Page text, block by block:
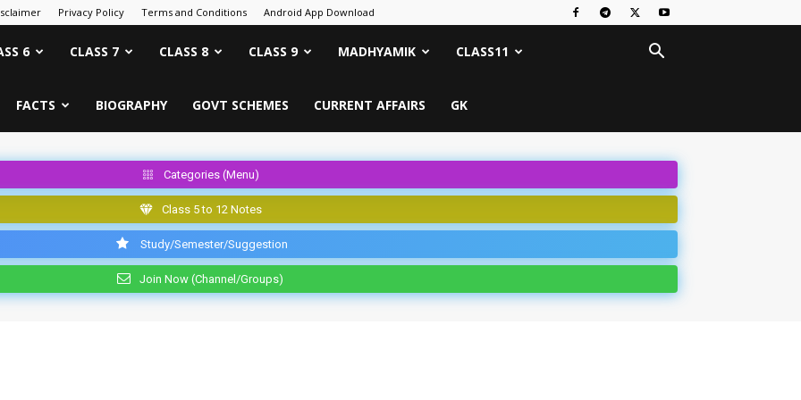
Privacy Policy Terms and Conditions Android App Download
6 CLASS 7 CLASS 8 CLASS 9 MADHYAMIK CLASS11
FACTS BIOGRAPHY GOVT SCHEMES CURRENT AFFAIRS GK
Categories (Menu)
Class 5 to 12 Notes
Study/Semester/Suggestion
Join Now (Channel/Groups)